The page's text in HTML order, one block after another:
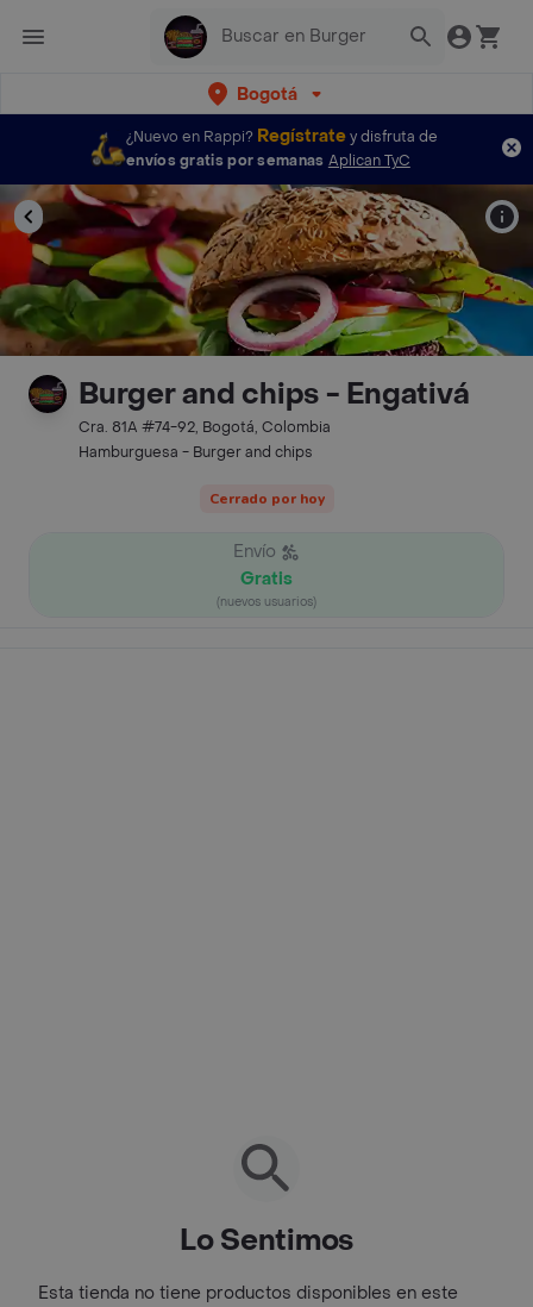
Bogotá
¿Nuevo en Rappi? Regístratey disfruta de
envíos gratis por semanas Aplican TyC
Burger and chips - Engativá
Cra. 81A #74-92, Bogotá, Colombia
Hamburguesa - Burger and chips
Cerrado por hoy
Envío
Gratis
(nuevos usuarios)
Lo Sentimos
Esta tienda no tiene productos disponibles en este